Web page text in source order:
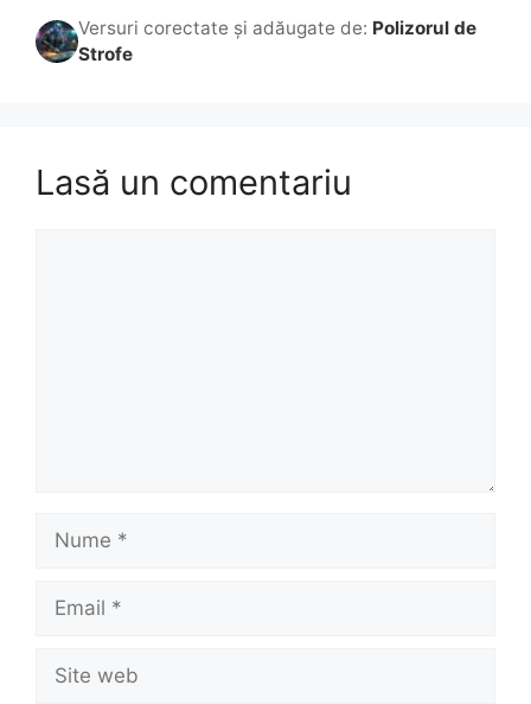
Versuri corectate și adăugate de: Polizorul de
Strofe
Lasă un comentariu
Nume
Email
Site
web